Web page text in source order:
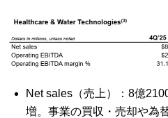
Net sales（売上）：8億
増。事業の買収・売却や為